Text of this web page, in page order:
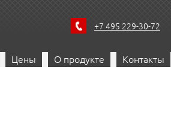
+7 495 229-30-72
Цены О продукте Контакты